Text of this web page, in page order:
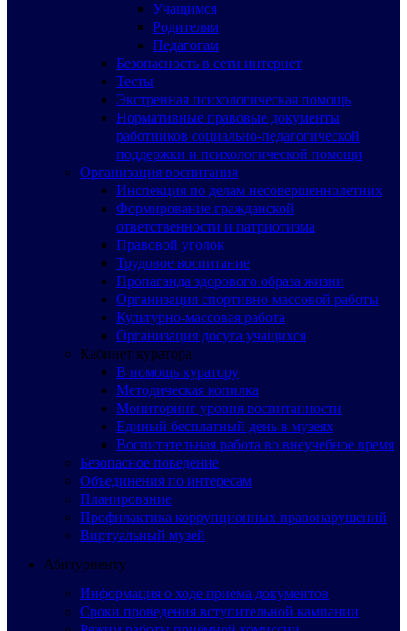
Учащимся
Родителям
Педагогам
Безопасность в сети интернет
Тесты
Экстренная психологическая помощь
Нормативные правовые документы
работников социально-педагогической
поддержки и психологической помощи
Организация воспитания
Инспекция по делам несовершеннолетних
Формирование гражданской
ответственности и патриотизма
Правовой уголок
Трудовое воспитание
Пропаганда здорового образа жизни
Организация спортивно-массовой работы
Культурно-массовая работа
Организация досуга учащихся
Кабинет куратора
В помощь куратору
Методическая копилка
Мониторинг уровня воспитанности
Единый бесплатный день в музеях
Воспитательная работа во внеучебное время
Безопасное поведение
Объединения по интересам
Планирование
Профилактика коррупционных правонарушений
Виртуальный музей
Абитуриенту
Информация о ходе приема документов
Сроки проведения вступительной кампании